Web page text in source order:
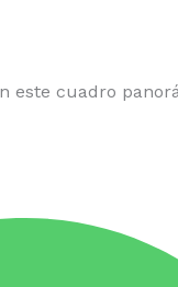
este cuadro